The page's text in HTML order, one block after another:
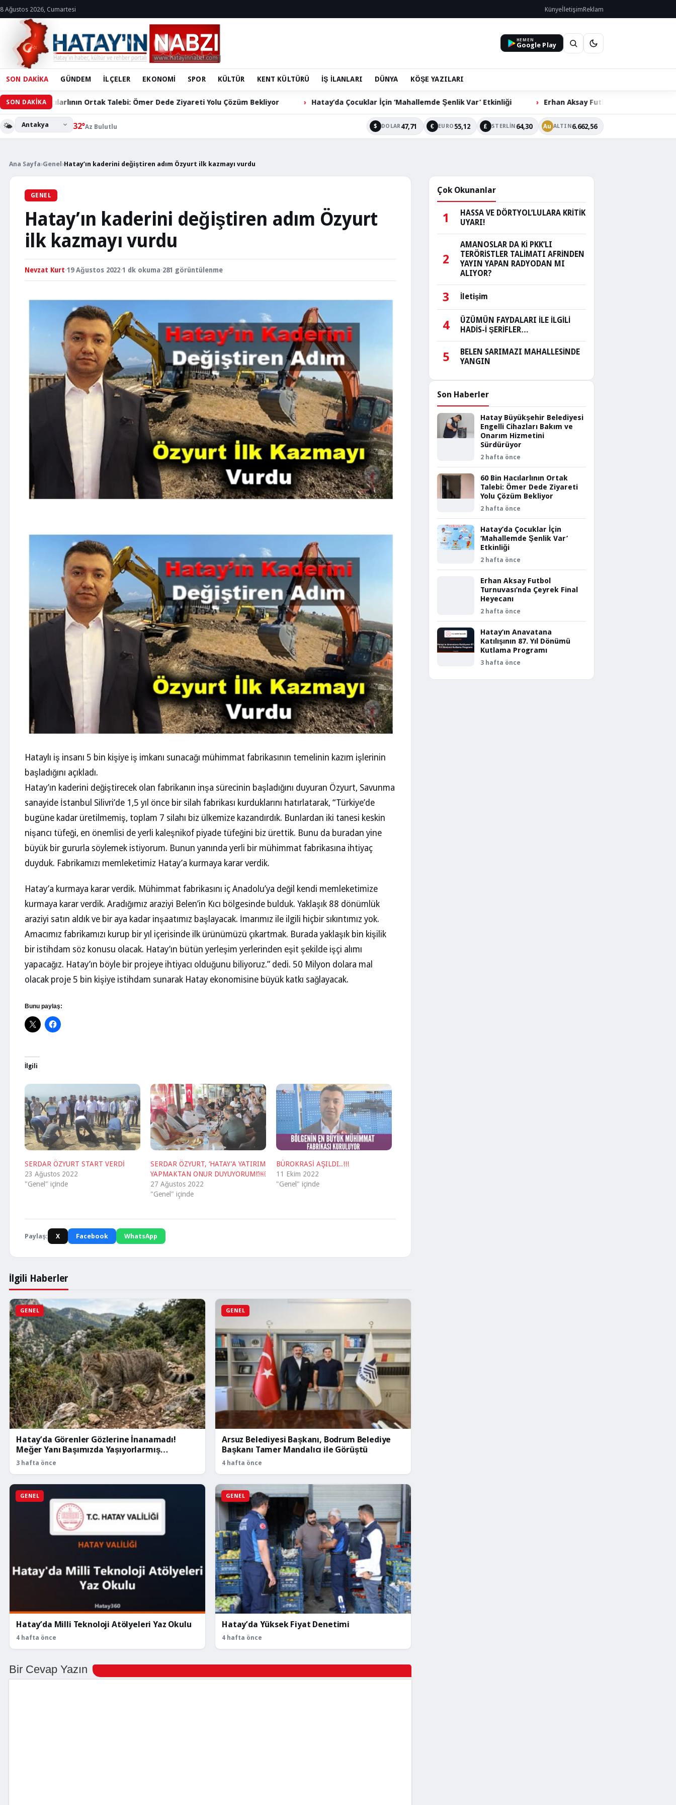
8 Ağustos 2026, Cumartesi KünyeİletişimReklam
HEMEN
Google Play
SON DAKİKA GÜNDEM İLÇELER EKONOMİ SPOR KÜLTÜR KENT KÜLTÜRÜ İŞ İLANLARI DÜNYA KÖŞE YAZILARI
SON DAKİKA
Ortak Talebi: Ömer Dede Ziyareti Yolu Çözüm Bekliyor Hatay’da Çocuklar İçin ‘Mahallemde Şenlik Var’ Etkinliği Erhan Aksay Futbol Turnuvası’nda Çeyrek Final Heyecanı
🌤️ 32°Az Bulutlu $ DOLAR47,71 € EURO 55,12 £ STERLIN 64,30 Au ALTIN 6.662,56
Ana Sayfa›Genel ›Hatay’ın kaderini değiştiren adım Özyurt ilk kazmayı vurdu
GENEL
Hatay’ın kaderini değiştiren adım Özyurt
ilk kazmayı vurdu
Nevzat Kurt·19 Ağustos 2022·1 dk okuma·281 görüntülenme
Hataylı iş insanı 5 bin kişiye iş imkanı sunacağı mühimmat fabrikasının temelinin kazım işlerinin
başladığını açıkladı.
Hatay’ın kaderini değiştirecek olan fabrikanın inşa sürecinin başladığını duyuran Özyurt, Savunma
sanayide İstanbul Silivri’de 1,5 yıl önce bir silah fabrikası kurduklarını hatırlatarak, “Türkiye’de
bugüne kadar üretilmemiş, toplam 7 silahı biz ülkemize kazandırdık. Bunlardan iki tanesi keskin
nişancı tüfeği, en önemlisi de yerli kaleşnikof piyade tüfeğini biz ürettik. Bunu da buradan yine
büyük bir gururla söylemek istiyorum. Bunun yanında yerli bir mühimmat fabrikasına ihtiyaç
duyduk. Fabrikamızı memleketimiz Hatay’a kurmaya karar verdik.
Hatay’a kurmaya karar verdik. Mühimmat fabrikasını iç Anadolu’ya değil kendi memleketimize
kurmaya karar verdik. Aradığımız araziyi Belen’in Kıcı bölgesinde bulduk. Yaklaşık 88 dönümlük
araziyi satın aldık ve bir aya kadar inşaatımız başlayacak. İmarımız ile ilgili hiçbir sıkıntımız yok.
Amacımız fabrikamızı kurup bir yıl içerisinde ilk ürünümüzü çıkartmak. Burada yaklaşık bin kişilik
bir istihdam söz konusu olacak. Hatay’ın bütün yerleşim yerlerinden eşit şekilde işçi alımı
yapacağız. Hatay’ın böyle bir projeye ihtiyacı olduğunu biliyoruz.” dedi. 50 Milyon dolara mal
olacak proje 5 bin kişiye istihdam sunarak Hatay ekonomisine büyük katkı sağlayacak.
Bunu paylaş:
İlgili
SERDAR ÖZYURT START VERDİ
23 Ağustos 2022
"Genel" içinde
SERDAR ÖZYURT, ‘HATAY’A YATIRIM
YAPMAKTAN ONUR DUYUYORUM!’￼
27 Ağustos 2022
"Genel" içinde
BÜROKRASİ AŞILDI..!!!
11 Ekim 2022
"Genel" içinde
Paylaş: X Facebook WhatsApp
İlgili Haberler
GENEL
Hatay’da Görenler Gözlerine İnanamadı!
Meğer Yanı Başımızda Yaşıyorlarmış…
3 hafta önce
GENEL
Arsuz Belediyesi Başkanı, Bodrum Belediye
Başkanı Tamer Mandalıcı ile Görüştü
4 hafta önce
GENEL
Hatay’da Milli Teknoloji Atölyeleri Yaz Okulu
4 hafta önce
GENEL
Hatay’da Yüksek Fiyat Denetimi
4 hafta önce
Bir Cevap Yazın
Çok Okunanlar
1
HASSA VE DÖRTYOL’LULARA KRİTİK
UYARI!
2
AMANOSLAR DA Kİ PKK’LI
TERÖRİSTLER TALİMATI AFRİNDEN
YAYIN YAPAN RADYODAN MI
ALIYOR?
3 İletişim
4
ÜZÜMÜN FAYDALARI İLE İLGİLİ
HADİS-İ ŞERİFLER…
5
BELEN SARIMAZI MAHALLESİNDE
YANGIN
Son Haberler
Hatay Büyükşehir Belediyesi
Engelli Cihazları Bakım ve
Onarım Hizmetini
Sürdürüyor
2 hafta önce
60 Bin Hacılarlının Ortak
Talebi: Ömer Dede Ziyareti
Yolu Çözüm Bekliyor
2 hafta önce
Hatay’da Çocuklar İçin
‘Mahallemde Şenlik Var’
Etkinliği
2 hafta önce
Erhan Aksay Futbol
Turnuvası’nda Çeyrek Final
Heyecanı
2 hafta önce
Hatay’ın Anavatana
Katılışının 87. Yıl Dönümü
Kutlama Programı
3 hafta önce